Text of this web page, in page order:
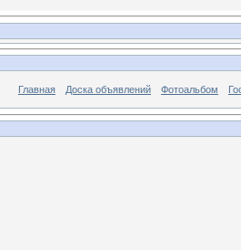
Главная Доска объявлений Фотоальбом